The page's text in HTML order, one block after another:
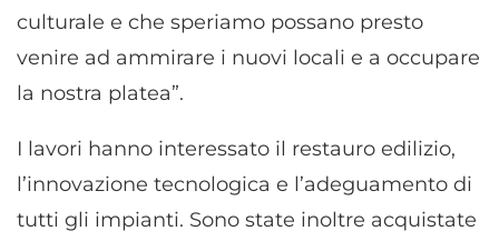
culturale e che speriamo possano presto
venire ad ammirare i nuovi locali e a occupare
la nostra platea”.
I lavori hanno interessato il restauro edilizio,
l’innovazione tecnologica e l’adeguamento di
tutti gli impianti. Sono state inoltre acquistate